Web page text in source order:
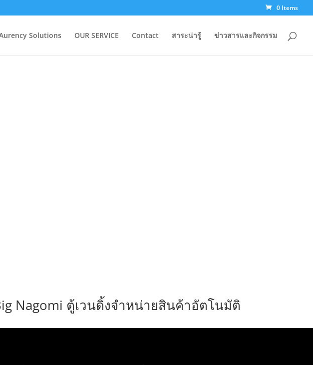
0 Items
Solutions OUR SERVICE Contact สาระน่ารู้ ข่าวสารและกิจกรรม
Nagomi ตู้เวนดิ้งจำหน่ายสินค้าอัตโนมัติ